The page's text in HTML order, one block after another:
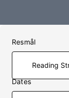
Resmål
Dates